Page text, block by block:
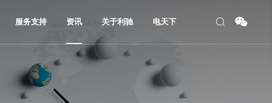
服务支持 资讯 关于利驰 电天下